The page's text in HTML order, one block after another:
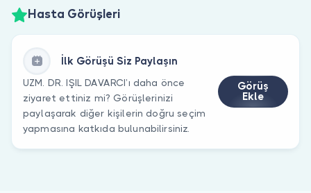
Hasta Görüşleri
İlk Görüşü Siz Paylaşın
UZM. DR. IŞIL DAVARCI’ı daha önce
ziyaret ettiniz mi? Görüşlerinizi
paylaşarak diğer kişilerin doğru seçim
yapmasına katkıda bulunabilirsiniz.
Görüş
Ekle